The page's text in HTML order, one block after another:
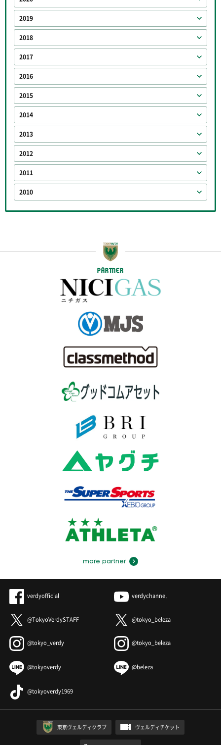
2019
2018
2017
2016
2015
2014
2013
2012
2011
2010
PARTNER
more partner
verdyofficial verdychannel
@TokyoVerdySTAFF @tokyo_beleza
@tokyo_verdy @tokyo_beleza
@tokyoverdy @beleza
@tokyoverdy1969
東京ヴェルディクラブ ヴェルディチケット